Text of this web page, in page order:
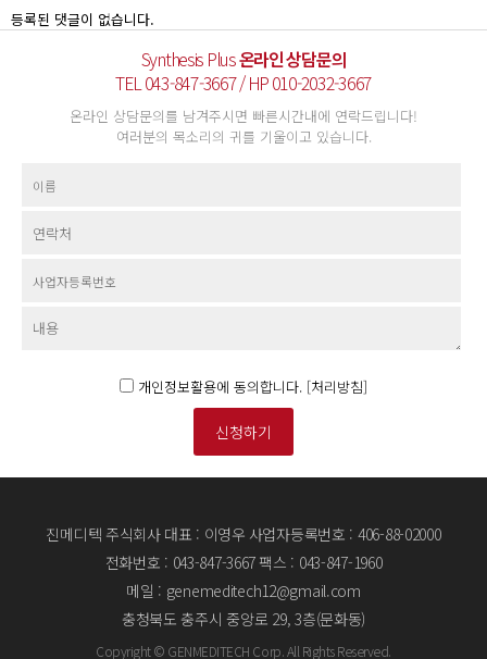
등록된 댓글이 없습니다.
Synthesis Plus온라인 상담문의
TEL 043-847-3667 / HP 010-2032-3667
온라인 상담문의를 남겨주시면 빠른시간내에 연락드립니다!
여러분의 목소리의 귀를 기울이고 있습니다.
개인정보활용에 동의합니다. [처리방침]
신청하기
진메디텍 주식회사 대표 : 이영우 사업자등록번호 : 406-88-02000
전화번호 : 043-847-3667팩스 : 043-847-1960
메일 : genemeditech12@gmail.com
충청북도 충주시 중앙로 29, 3층(문화동)
Copyright © GENMEDITECH Corp. All Rights Reserved.